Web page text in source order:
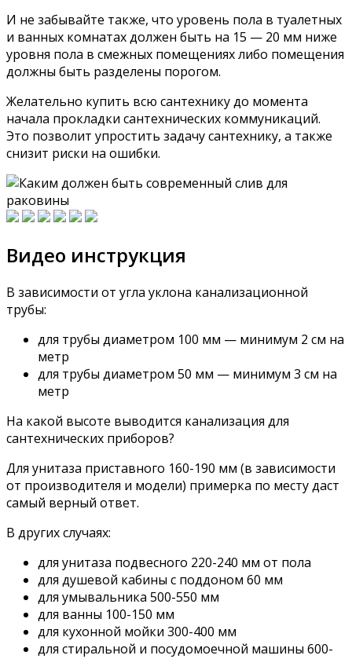
И не забывайте также, что уровень пола в туалетных
и ванных комнатах должен быть на 15 — 20 мм ниже
уровня пола в смежных помещениях либо помещения
должны быть разделены порогом.
Желательно купить всю сантехнику до момента
начала прокладки сантехнических коммуникаций.
Это позволит упростить задачу сантехнику, а также
снизит риски на ошибки.
Видео инструкция
В зависимости от угла уклона канализационной
трубы:
для трубы диаметром 100 мм — минимум 2 см на
метр
для трубы диаметром 50 мм — минимум 3 см на
метр
На какой высоте выводится канализация для
сантехнических приборов?
Для унитаза приставного 160-190 мм (в зависимости
от производителя и модели) примерка по месту даст
самый верный ответ.
В других случаях:
для унитаза подвесного 220-240 мм от пола
для душевой кабины с поддоном 60 мм
для умывальника 500-550 мм
для ванны 100-150 мм
для кухонной мойки 300-400 мм
для стиральной и посудомоечной машины 600-